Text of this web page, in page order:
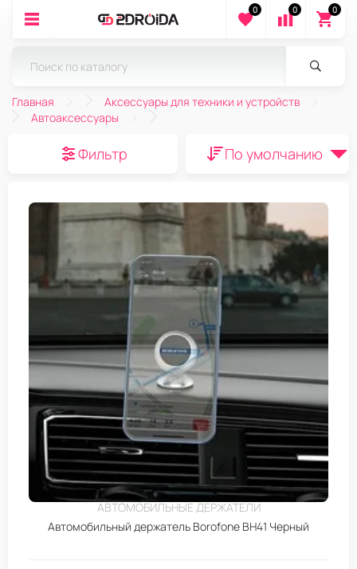
0 0 0
Главная
Аксессуары для техники и устройств
Автоаксессуары
Фильтр По умолчанию
АВТОМОБИЛЬНЫЕ ДЕРЖАТЕЛИ
Автомобильный держатель Borofone BH41 Черный